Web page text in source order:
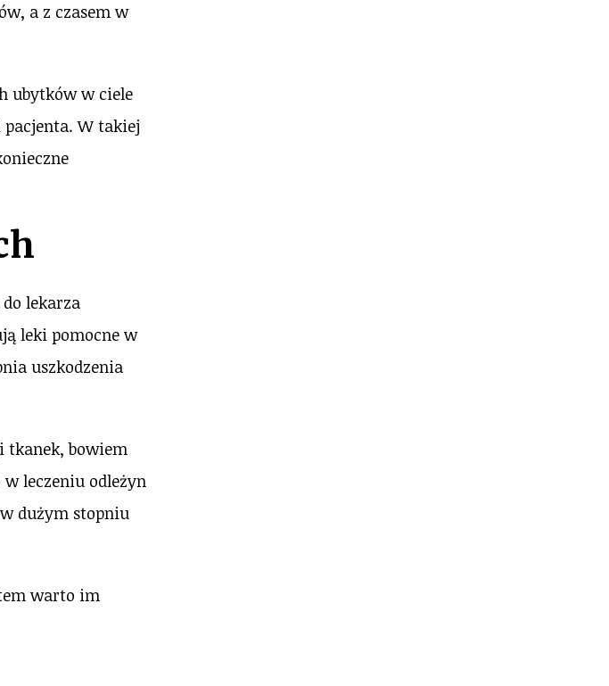
a z czasem w
ubytków w ciele
pacjenta. W takiej
lekarza
leki pomocne w
uszkodzenia
tkanek, bowiem
leczeniu odleżyn
dużym stopniu
warto im